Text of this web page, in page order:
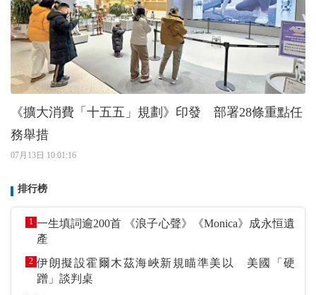
《擴大消費「十五五」規劃》印發 部署28條重點任
務舉措
07月13日 10:01:16
排行榜
1 一生填詞逾200首 《浪子心聲》《Monica》成永恒遺
產
2 伊朗擬設霍爾木茲海峽新規瞄準美以 美國「硬
蹭」談判桌